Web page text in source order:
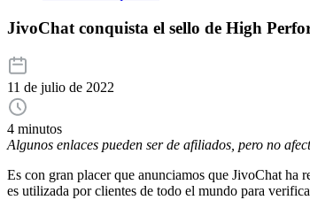
JivoChat conquista el sello de High
11 de julio de 2022
4 minutos
Algunos enlaces pueden ser de afiliados, pero no
Es con gran placer que anunciamos que JivoChat
es utilizada por clientes de todo el mundo para